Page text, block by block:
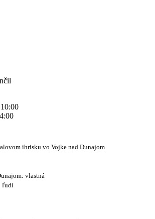
ihrisku vo Vojke nad Dunajom
vlastná
ľudí